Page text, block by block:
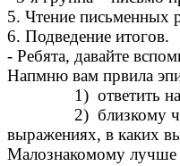
5. Чтение письменных
6. Подведение итогов.
- Ребята, давайте
Напмню вам првила
1) ответить на
2) близкому
выражениях, в каких
Малознакомому лучше